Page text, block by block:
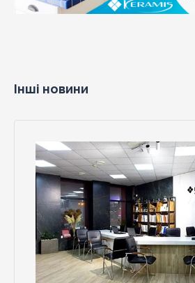
Інші новини